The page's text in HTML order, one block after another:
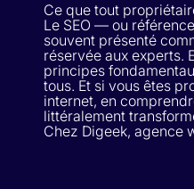
Ce que tout
Le SEO — ou
souvent présenté
réservée aux experts.
principes
tous. Et si vous êtes
internet, en
littéralement
Chez Digeek, agence